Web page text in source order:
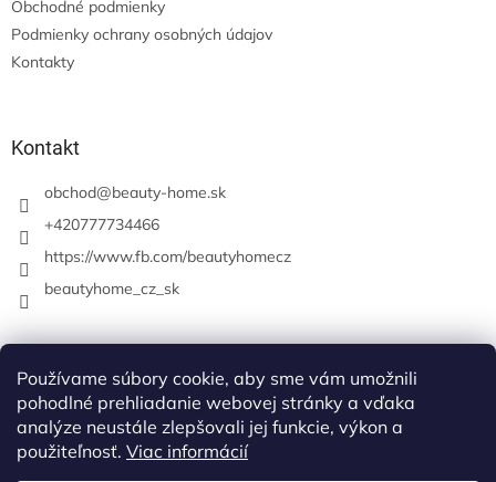
Používame súbory cookie, aby sme vám umožnili
pohodlné prehliadanie webovej stránky a vďaka
analýze neustále zlepšovali jej funkcie, výkon a
použiteľnosť. Viac informácií
Obchodné podmienky
Podmienky ochrany osobných údajov
Kontakty
Kontakt
obchod@beauty-home.sk
+420777734466
https://www.fb.com/beautyhomecz
beautyhome_cz_sk